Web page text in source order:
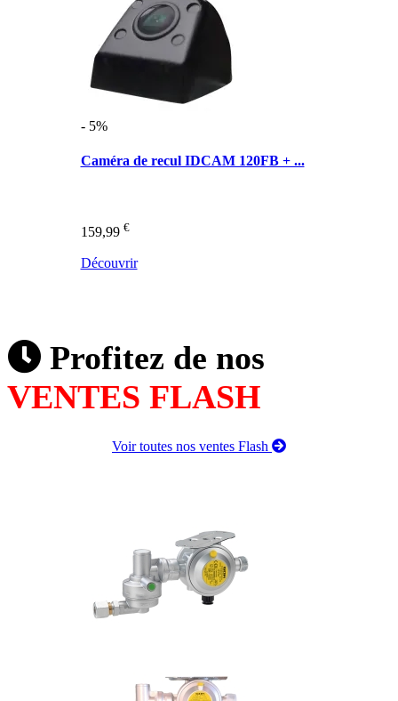
- 5%
Caméra de recul IDCAM 120FB + ...
159,99 €
Découvrir
Profitez de nos
VENTES FLASH
Voir toutes nos ventes Flash